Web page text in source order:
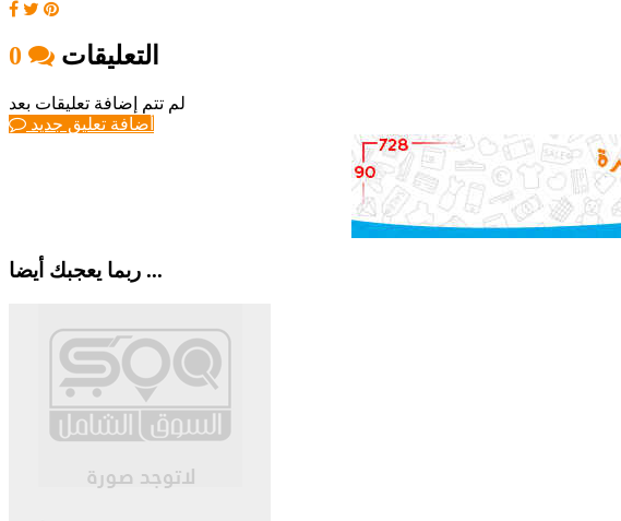
التعليقات
لم تتم إضافة تعليقات بعد
أضافة تعليق جديد
ربما يعجبك أيضا ...